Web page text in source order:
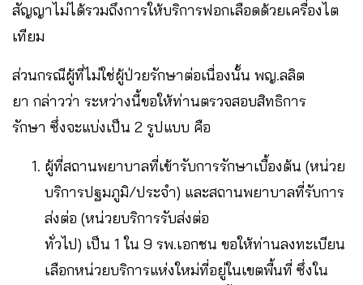
สัญญาไม่ได้รวมถึงการให้บริการฟอกเลือดด้วยเครื่องไต
เทียม
ส่วนกรณีผู้ที่ไม่ใช่ผู้ป่วยรักษาต่อเนื่องนั้น พญ.ลลิต
ยา กล่าวว่า ระหว่างนี้ขอให้ท่านตรวจสอบสิทธิการ
รักษา ซึ่งจะแบ่งเป็น 2 รูปแบบ คือ
ผู้ที่สถานพยาบาลที่เข้ารับการรักษาเบื้องต้น (หน่วย
บริการปฐมภูมิ/ประจำ) และสถานพยาบาลที่รับการ
ส่งต่อ (หน่วยบริการรับส่งต่อ
ทั่วไป) เป็น 1 ใน 9 รพ.เอกชน ขอให้ท่านลงทะเบียน
เลือกหน่วยบริการแห่งใหม่ที่อยู่ในเขตพื้นที่ ซึ่งใน